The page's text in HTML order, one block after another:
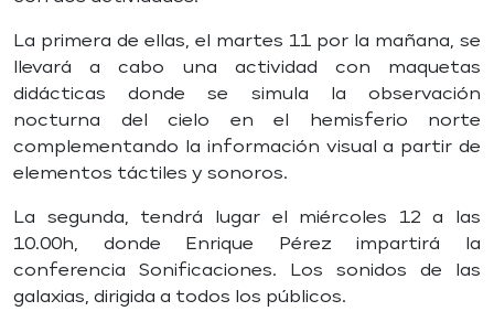
La primera de ellas, el martes 11 por la mañana, se
llevará a cabo una actividad con maquetas
didácticas donde se simula la observación
nocturna del cielo en el hemisferio norte
complementando la información visual a partir de
elementos táctiles y sonoros.
La segunda, tendrá lugar el miércoles 12 a las
10.00h, donde Enrique Pérez impartirá la
conferencia Sonificaciones. Los sonidos de las
galaxias, dirigida a todos los públicos.